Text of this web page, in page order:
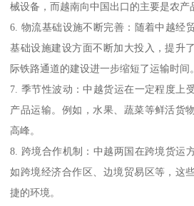
械设备，而越南向中国出口的主要是农产
6. 物流基础设施不断完善：随着中越经
基础设施建设方面不断加大投入，提升
际铁路通道的建设进一步缩短了运输时间。
7. 季节性波动：中越货运在一定程度上
产品运输。例如，水果、蔬菜等鲜活货
高峰。
8. 跨境合作机制：中越两国在跨境货运
如跨境经济合作区、边境贸易区等，这
捷的环境。